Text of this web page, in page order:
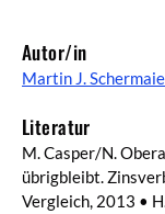
Autor/in
Martin J.
Literatur
M. Casper/N.
übrigbleibt.
Vergleich, 2013 •